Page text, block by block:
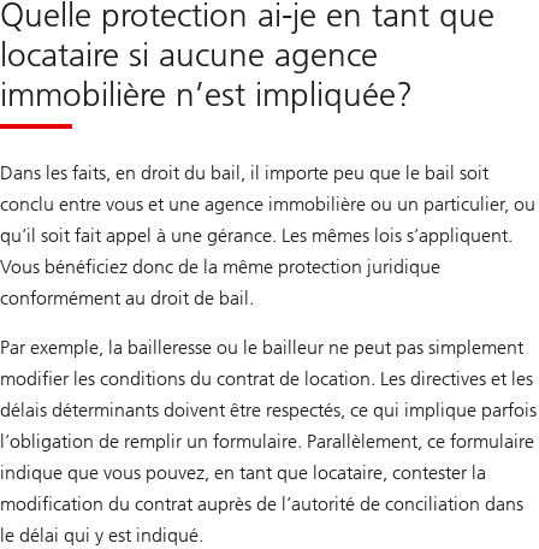
p
s
e
L
e
r
o
u
’
A
e
e
r
Quelle protection ai-je en tant que
locataire si aucune agence
immobilière n’est impliquée?
Dans les faits, en droit du bail, il importe peu que le bail soit
conclu entre vous et une agence immobilière ou un particulier, ou
qu’il soit fait appel à une gérance. Les mêmes lois s’appliquent.
Vous bénéficiez donc de la même protection juridique
conformément au droit de bail.
Par exemple, la bailleresse ou le bailleur ne peut pas simplement
modifier les conditions du contrat de location. Les directives et les
délais déterminants doivent être respectés, ce qui implique parfois
l’obligation de remplir un formulaire. Parallèlement, ce formulaire
indique que vous pouvez, en tant que locataire, contester la
modification du contrat auprès de l’autorité de conciliation dans
le délai qui y est indiqué.